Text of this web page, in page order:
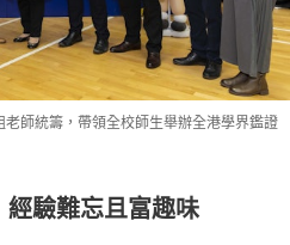
師統籌，帶領全校師生舉辦全港學界鑑證
驗難忘且富趣味